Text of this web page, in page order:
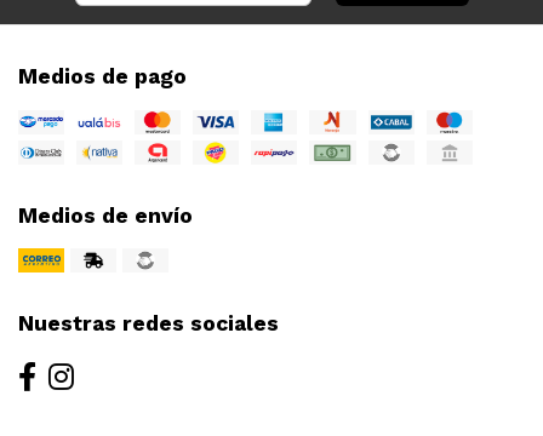
Medios de pago
Medios de envío
Nuestras redes sociales